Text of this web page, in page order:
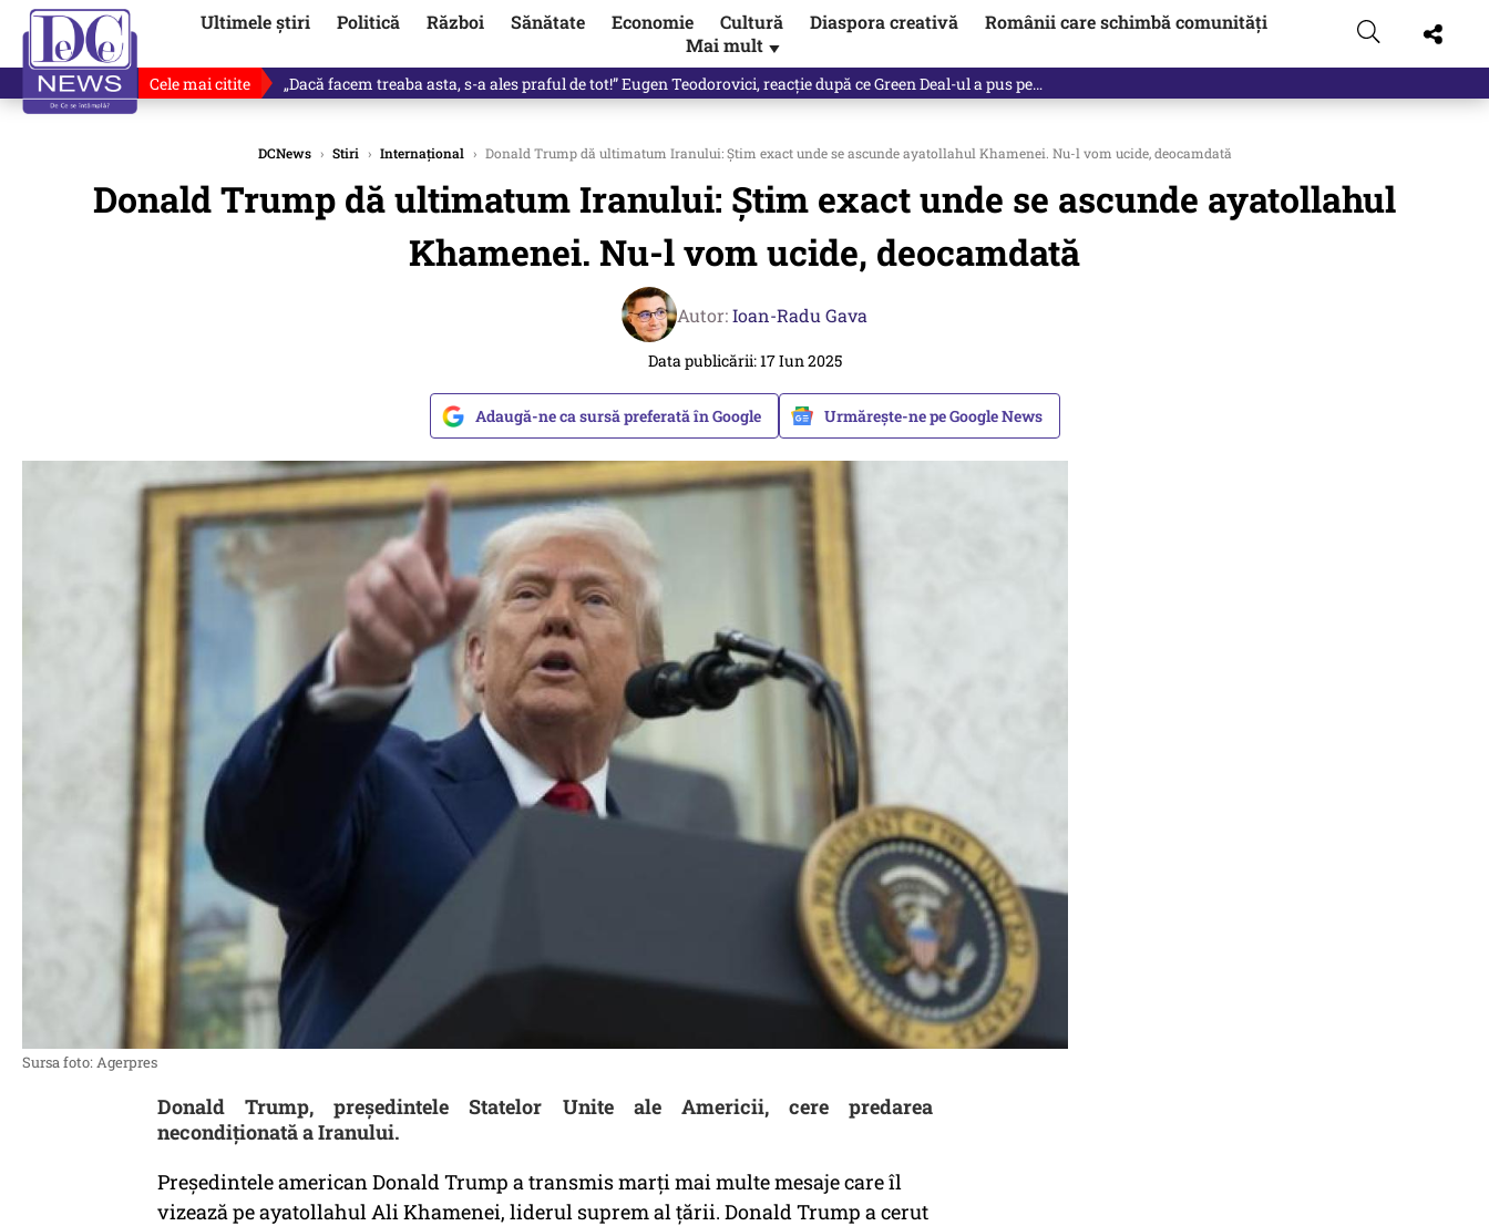
Ultimele știri Politică Război Sănătate Economie Cultură Diaspora creativă
Românii care schimbă comunități
Mai mult ▼
Cele mai citite „Dacă facem treaba asta, s-a ales praful de tot!” Eugen Teodorovici, reacție după ce Green Deal-ul a pus pe…
DCNews › Stiri › Internațional › Donald Trump dă ultimatum Iranului: Știm exact unde se ascunde ayatollahul Khamenei. Nu-l vom ucide, deocamdată
Donald Trump dă ultimatum Iranului: Știm exact unde se ascunde ayatollahul
Khamenei. Nu-l vom ucide, deocamdată
Autor:Ioan-Radu Gava
Data publicării: 17 Iun 2025
Adaugă-ne ca sursă preferată în Google Urmărește-ne pe Google News
Sursa foto: Agerpres
Donald Trump, președintele Statelor Unite ale Americii, cere predarea
necondiționată a Iranului.
Președintele american Donald Trump a transmis marți mai multe mesaje care îl
vizează pe ayatollahul Ali Khamenei, liderul suprem al țării. Donald Trump a cerut